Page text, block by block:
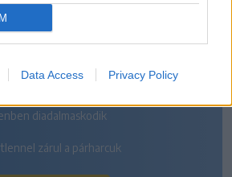
Data Access Privacy Policy
5.
otthon tartja mindhárom pontot
diadalmaskodik
zárul a párharcuk